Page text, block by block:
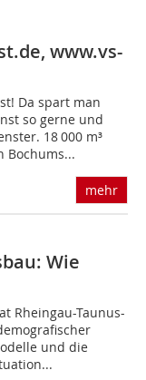
www.vs-
Da spart man
so gerne und
18 000 m³
Bochums...
mehr
Wie
Rheingau-Taunus-
und die